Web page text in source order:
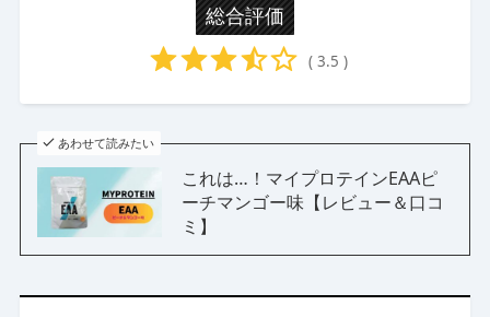
総合評価
( 3.5 )
あわせて読みたい
これは…！マイプロテインEAAピ
ーチマンゴー味【レビュー＆口コ
ミ】